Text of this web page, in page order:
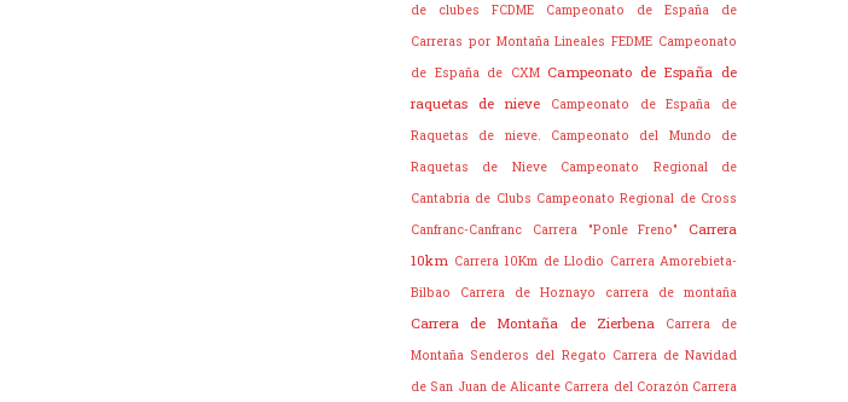
de clubes FCDME Campeonato de España de
Carreras por Montaña Lineales FEDME Campeonato
de España de CXMCampeonato de España de
raquetas de nieve
Campeonato de España de
Raquetas de nieve. Campeonato del Mundo de
Raquetas de Nieve Campeonato Regional de
Cantabria de Clubs Campeonato Regional de Cross
Canfranc-Canfranc Carrera "Ponle Freno" Carrera
10km Carrera 10Km de Llodio Carrera Amorebieta-
Bilbao Carrera de Hoznayo carrera de montaña
Carrera de Montaña de Zierbena
Carrera de
Montaña Senderos del Regato Carrera de Navidad
de San Juan de Alicante Carrera del Corazón Carrera